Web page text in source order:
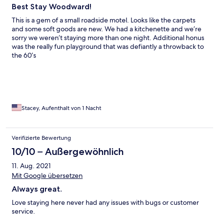
Best Stay Woodward!
This is a gem of a small roadside motel. Looks like the carpets
and some soft goods are new. We had a kitchenette and we’re
sorry we weren’t staying more than one night. Additional honus
was the really fun playground that was defiantly a throwback to
the 60’s
Stacey, Aufenthalt von 1 Nacht
Verifizierte Bewertung
10/10 – Außergewöhnlich
11. Aug. 2021
Mit Google übersetzen
Always great.
Love staying here never had any issues with bugs or customer
service.